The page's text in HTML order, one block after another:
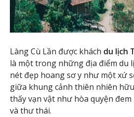
Làng Cù Lần được khách du lịch
là một trong những địa điểm du
nét đẹp hoang sơ y như một xứ
giữa khung cảnh thiên nhiên
thấy vạn vật như hòa quyện đem
và thư thái.